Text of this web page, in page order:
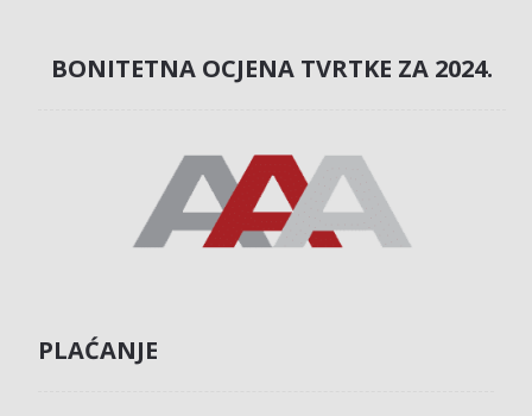
BONITETNA OCJENA TVRTKE ZA 2024.
PLAĆANJE